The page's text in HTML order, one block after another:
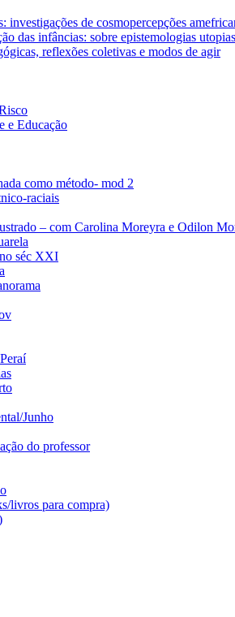
investigações de cosmopercepções
das infâncias: sobre epistemologias
reflexões coletivas e modos de agir
e Educação
como método- mod 2
raciais
– com Carolina Moreyra e Odilon
séc XXI
Junho
do professor
livros para compra)